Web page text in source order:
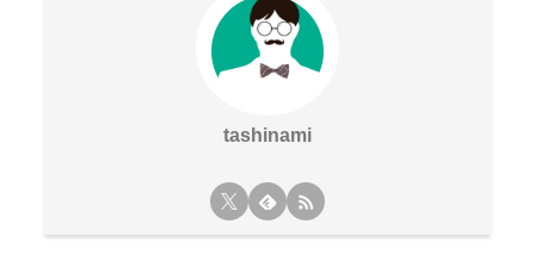
tashinami